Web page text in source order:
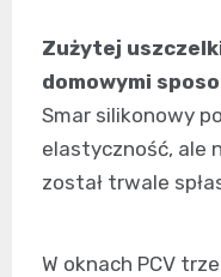
Zużytej
domowymi
Smar silikonowy
elastyczność, ale
został trwale
W oknach PCV